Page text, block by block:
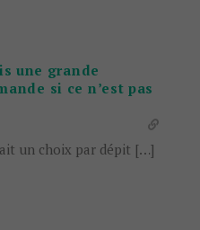
une grande
si ce n’est pas
un choix par dépit […]